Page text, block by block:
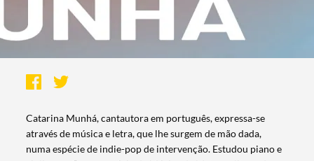
Catarina Munhá, cantautora em português, expressa-se
através de música e letra, que lhe surgem de mão dada,
numa espécie de indie-pop de intervenção. Estudou piano e